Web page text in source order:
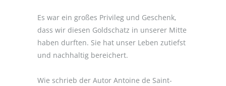
Es war ein großes Privileg und Geschenk,
dass wir diesen Goldschatz in unserer Mitte
haben durften. Sie hat unser Leben zutiefst
und nachhaltig bereichert.
Wie schrieb der Autor Antoine de Saint-